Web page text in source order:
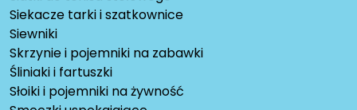
Siekacze tarki i szatkownice
Siewniki
Skrzynie i pojemniki na zabawki
Śliniaki i fartuszki
Słoiki i pojemniki na żywność